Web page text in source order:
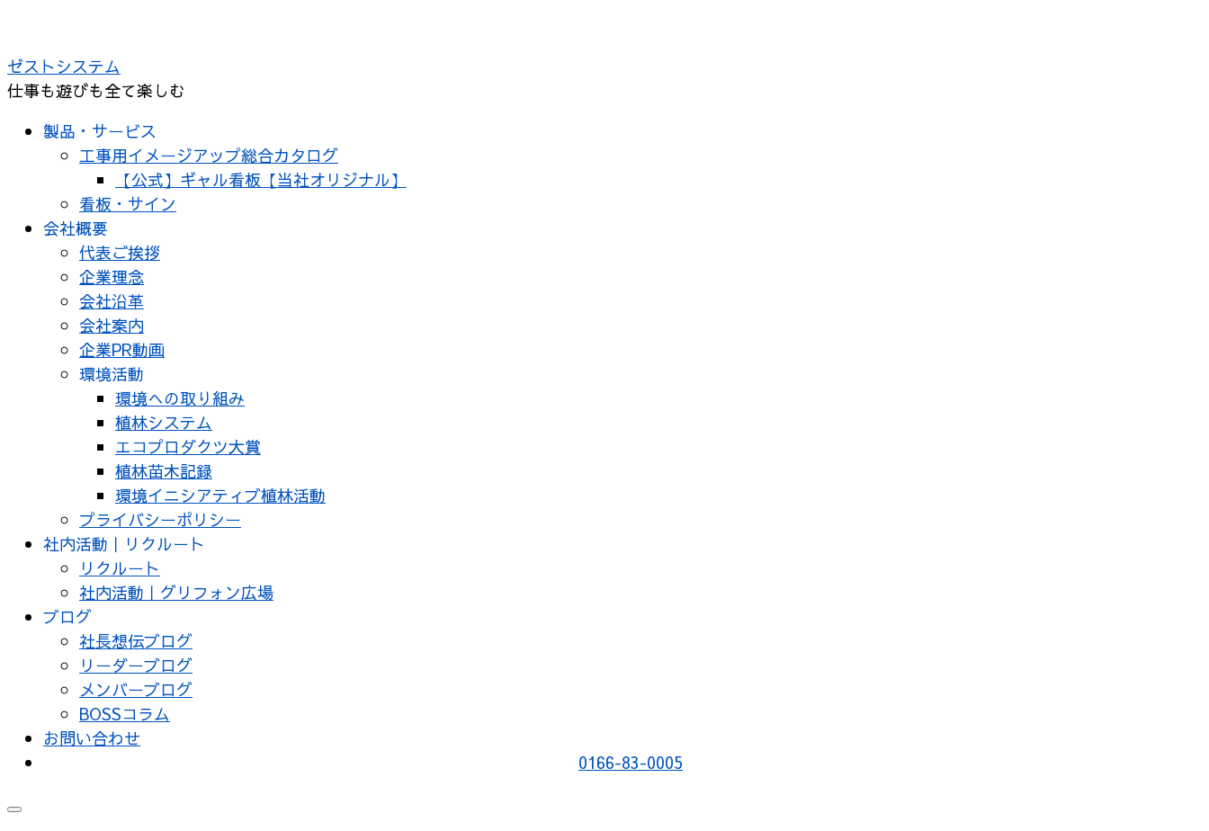
テ
ン
ゼストシステム
仕事も遊びも全て楽しむ
製品・サービス
工事用イメージアップ総合カタログ
【公式】ギャル看板【当社オリジナル】
看板・サイン
会社概要
代表ご挨拶
企業理念
会社沿革
会社案内
企業PR動画
環境活動
環境への取り組み
植林システム
エコプロダクツ大賞
植林苗木記録
環境イニシアティブ植林活動
プライバシーポリシー
社内活動｜リクルート
リクルート
社内活動｜グリフォン広場
ブログ
社長想伝ブログ
リーダーブログ
メンバーブログ
BOSSコラム
お問い合わせ
0166-83-0005
メ